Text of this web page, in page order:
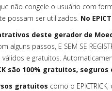
não congele o usuário com
possam ser utilizados. No
deste gerador de
alguns passos, E SEM SE
válidos e gratuitos.
são 100% gratuitos,
gratuitos como o